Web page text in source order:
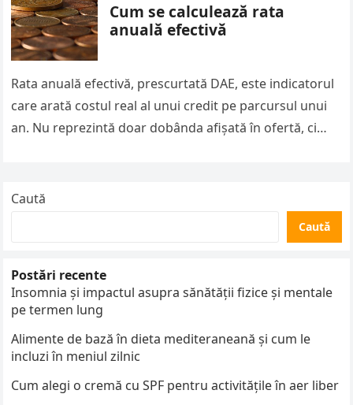
Cum se calculează rata
anuală efectivă
Rata anuală efectivă, prescurtată DAE, este indicatorul
care arată costul real al unui credit pe parcursul unui
an. Nu reprezintă doar dobânda afișată în ofertă, ci
Caută
Caută
Postări recente
Insomnia și impactul asupra sănătății fizice și mentale
pe termen lung
Alimente de bază în dieta mediteraneană și cum le
incluzi în meniul zilnic
Cum alegi o cremă cu SPF pentru activitățile în aer liber